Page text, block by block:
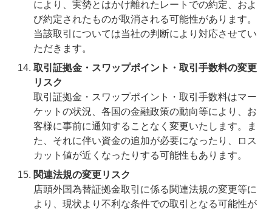
により、実勢とはかけ離れたレートでの約定、およ
び約定されたものが取消される可能性があります。
当該取引については当社の判断により対応させてい
ただきます。
取引証拠金・スワップポイント・取引手数料の変更
リスク
取引証拠金・スワップポイント・取引手数料はマー
ケットの状況、各国の金融政策の動向等により、お
客様に事前に通知することなく変更いたします。ま
た、それに伴い資金の追加が必要になったり、ロス
カット値が近くなったりする可能性もあります。
関連法規の変更リスク
店頭外国為替証拠金取引に係る関連法規の変更等に
より、現状より不利な条件での取引となる可能性が